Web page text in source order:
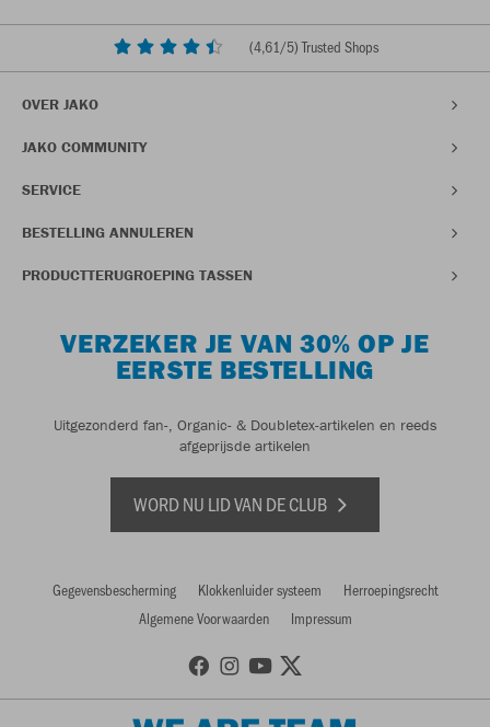
(4,61/5) Trusted Shops
OVER JAKO
JAKO COMMUNITY
SERVICE
BESTELLING ANNULEREN
PRODUCTTERUGROEPING TASSEN
VERZEKER JE VAN 30% OP JE
EERSTE BESTELLING
Uitgezonderd fan-, Organic- & Doubletex-artikelen en reeds
afgeprijsde artikelen
WORD NU LID VAN DE CLUB
Gegevensbescherming Klokkenluider systeem
Herroepingsrecht
Algemene Voorwaarden
Impressum